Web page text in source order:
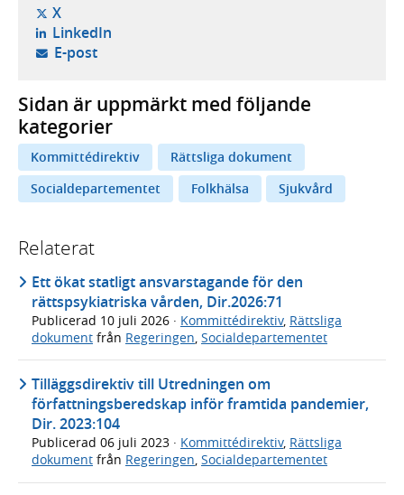
X- öppnas i ny flik, extern webbplats,
LinkedIn- öppnas i ny flik, extern webbplats,
E-post- öppnar din e-postklient,
Sidan är uppmärkt med följande
kategorier
Kommittédirektiv
Rättsliga dokument
Socialdepartementet
Folkhälsa Sjukvård
Relaterat
Ett ökat statligt ansvarstagande för den
rättspsykiatriska vården, Dir.2026:71
Publicerad 10 juli 2026 · Kommittédirektiv, Rättsliga
dokument från Regeringen Socialdepartementet
Tilläggsdirektiv till Utredningen om
författningsberedskap inför framtida pandemier,
Dir. 2023:104
Publicerad 06 juli 2023 · Kommittédirektiv, Rättsliga
dokument från Regeringen, Socialdepartementet